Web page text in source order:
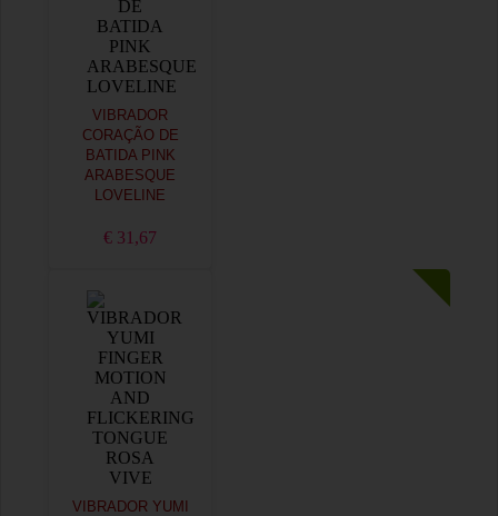
VIBRADOR
CORAÇÃO DE
BATIDA PINK
ARABESQUE
LOVELINE
€ 31,67
VIBRADOR YUMI